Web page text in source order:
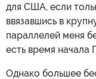
для США, если
ввязавшись в
параллелей меня
есть время начала
Однако большее